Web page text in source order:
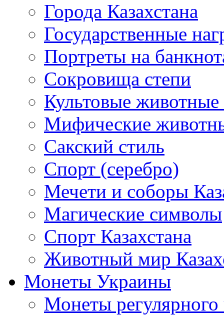
Города Казахстана
Государственные
Портреты на
Сокровища степи
Культовые
Мифические
Сакский стиль
Спорт (серебро)
Мечети и соборы
Магические символы
Спорт Казахстана
Животный мир
Монеты Украины
Монеты регулярного